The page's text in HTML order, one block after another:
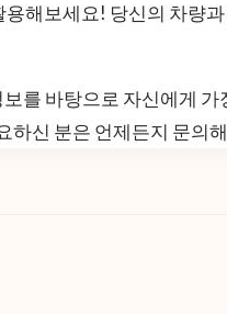
용해보세요! 당신의 차량
를 바탕으로 자신에게
하신 분은 언제든지 문의